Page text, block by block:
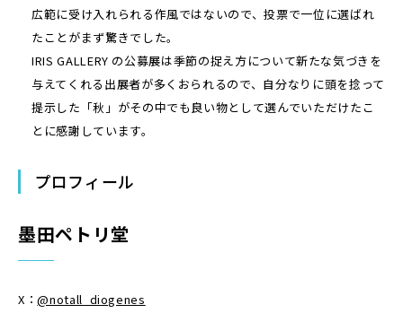
広範に受け入れられる作風ではないので、投票で一位に選ばれ
たことがまず驚きでした。
IRIS GALLERY の公募展は季節の捉え方について新たな気づきを
与えてくれる出展者が多くおられるので、自分なりに頭を捻って
提示した「秋」がその中でも良い物として選んでいただけたこ
とに感謝しています。
プロフィール
墨田ペトリ堂
X：@notall_diogenes